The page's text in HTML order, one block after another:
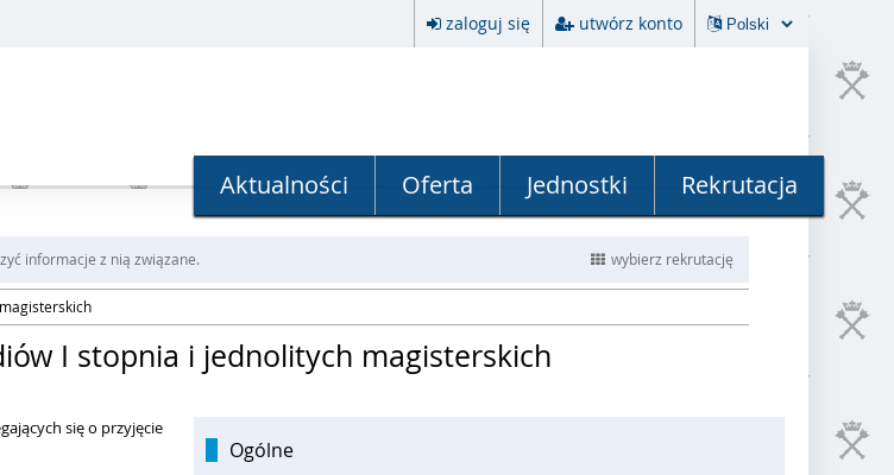
zaloguj się utwórz konto
Aktualności Oferta Jednostki Rekrutacja
informacje z nią związane. wybierz rekrutację
I stopnia i jednolitych magisterskich
Ogólne
się o przyjęcie